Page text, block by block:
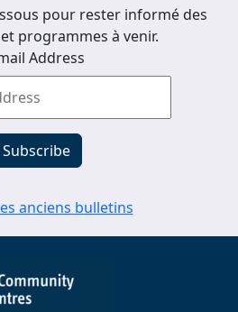
pour rester informé des
programmes à venir.
Address
anciens bulletins